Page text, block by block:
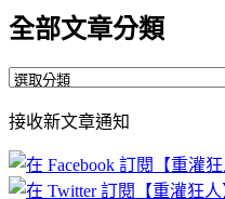
全部文章分類
全
文
章
分
接收新文章通知